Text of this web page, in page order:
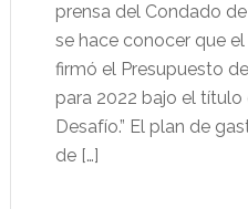
prensa del Condado
se hace conocer que el
firmó el Presupuesto
para 2022 bajo el título
Desafío.” El plan de
de […]